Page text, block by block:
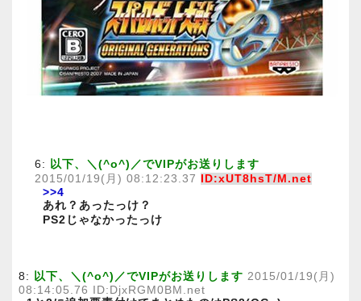
6:
以下、＼(^o^)／でVIPがお送りします
2015/01/19(月) 08:12:23.37 ID:xUT8hsT/M.net
>>4
あれ？あったっけ？
PS2じゃなかったっけ
8: 以下、＼(^o^)／でVIPがお送りします 2015/01/19(月)
08:14:05.76 ID:DjxRGM0BM.net